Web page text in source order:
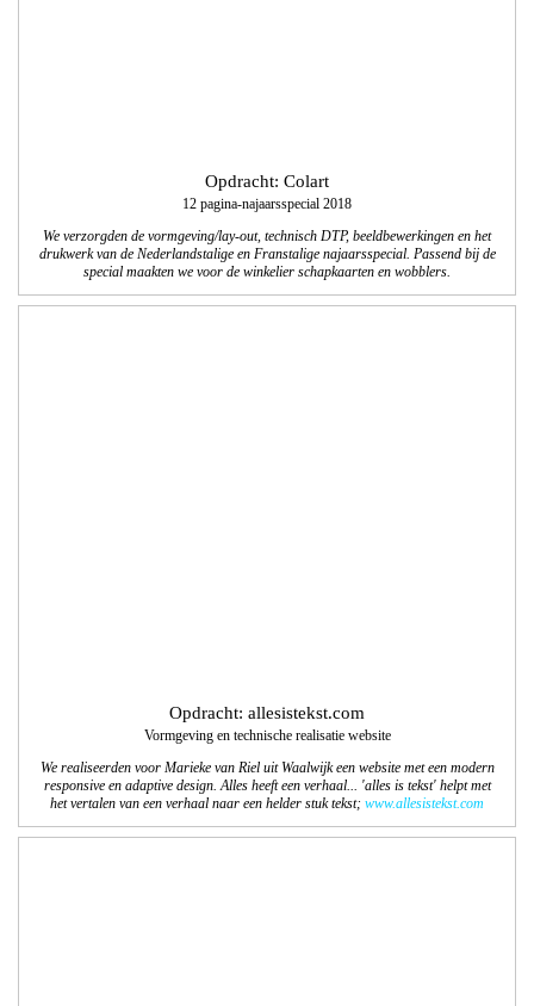
Opdracht: Colart
12 pagina-najaarsspecial 2018
We verzorgden de vormgeving/lay-out, technisch DTP, beeldbewerkingen en het
drukwerk van de Nederlandstalige en Franstalige najaarsspecial. Passend bij de
special maakten we voor de winkelier schapkaarten en wobblers.
Opdracht: allesistekst.com
Vormgeving en technische realisatie website
We realiseerden voor Marieke van Riel uit Waalwijk een website met een modern
responsive en adaptive design. Alles heeft een verhaal... 'alles is tekst' helpt met
het vertalen van een verhaal naar een helder stuk tekst; www.allesistekst.com